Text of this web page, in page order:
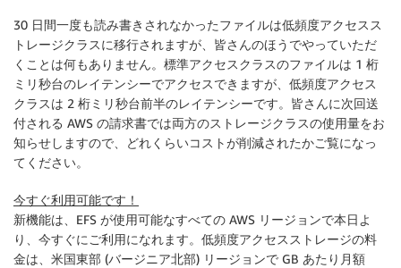
30 日間一度も読み書きされなかったファイルは低頻度アクセスス
トレージクラスに移行されますが、皆さんのほうでやっていただ
くことは何もありません。標準アクセスクラスのファイルは 1 桁
ミリ秒台のレイテンシーでアクセスできますが、低頻度アクセス
クラスは 2 桁ミリ秒台前半のレイテンシーです。皆さんに次回送
付される AWS の請求書では両方のストレージクラスの使用量をお
知らせしますので、どれくらいコストが削減されたかご覧になっ
てください。
今すぐ利用可能です！
新機能は、EFS が使用可能なすべての AWS リージョンで本日よ
り、今すぐにご利用になれます。低頻度アクセスストレージの料
金は、 米国東部 (バージニア北部) リージョンで GB あたり月額